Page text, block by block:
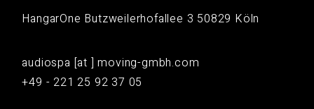
HangarOne Butzweilerhofallee 3 50829 Köln
audiospa [at ] moving-gmbh.com
+49 - 221 25 92 37 05